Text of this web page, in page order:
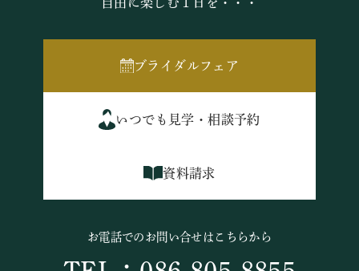
ブライダルフェア
いつでも見学・相談予約
資料請求
お電話でのお問い合せはこちらから